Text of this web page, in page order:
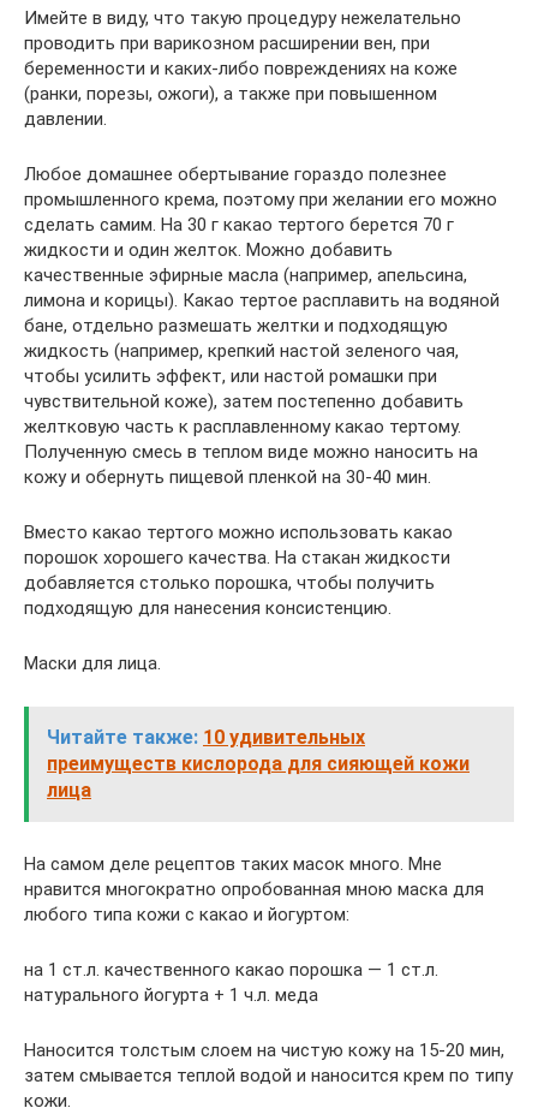
Имейте в виду, что такую процедуру нежелательно
проводить при варикозном расширении вен, при
беременности и каких-либо повреждениях на коже
(ранки, порезы, ожоги), а также при повышенном
давлении.
Любое домашнее обертывание гораздо полезнее
промышленного крема, поэтому при желании его можно
сделать самим. На 30 г какао тертого берется 70 г
жидкости и один желток. Можно добавить
качественные эфирные масла (например, апельсина,
лимона и корицы). Какао тертое расплавить на водяной
бане, отдельно размешать желтки и подходящую
жидкость (например, крепкий настой зеленого чая,
чтобы усилить эффект, или настой ромашки при
чувствительной коже), затем постепенно добавить
желтковую часть к расплавленному какао тертому.
Полученную смесь в теплом виде можно наносить на
кожу и обернуть пищевой пленкой на 30-40 мин.
Вместо какао тертого можно использовать какао
порошок хорошего качества. На стакан жидкости
добавляется столько порошка, чтобы получить
подходящую для нанесения консистенцию.
Маски для лица.
Читайте также: 10 удивительных
преимуществ кислорода для сияющей кожи
лица
На самом деле рецептов таких масок много. Мне
нравится многократно опробованная мною маска для
любого типа кожи с какао и йогуртом:
на 1 ст.л. качественного какао порошка — 1 ст.л.
натурального йогурта + 1 ч.л. меда
Наносится толстым слоем на чистую кожу на 15-20 мин,
затем смывается теплой водой и наносится крем по типу
кожи.